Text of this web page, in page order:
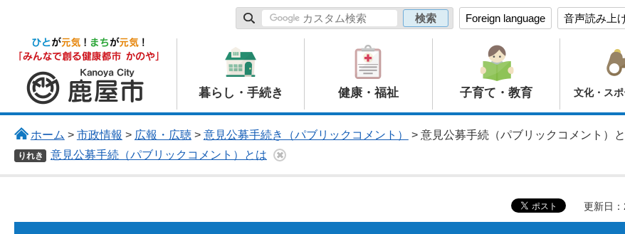
Foreign language 音声読み上
鹿屋市
暮らし・手続き 健康・福祉 子育て・教育 文化・ス
ホーム > 市政情報 > 広報・広聴> 意見公募手続き（パブリックコメント） > 意見公募手続（パブリックコメント）
りれき 意見公募手続（パブリックコメント）とは
更新日